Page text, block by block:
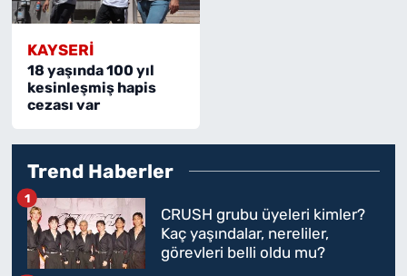
KAYSERI
18 yaşında 100 yıl
kesinleşmiş hapis
cezası var
Trend Haberler
CRUSH grubu üyeleri kimler?
Kaç yaşındalar, nereliler,
görevleri belli oldu mu?
1